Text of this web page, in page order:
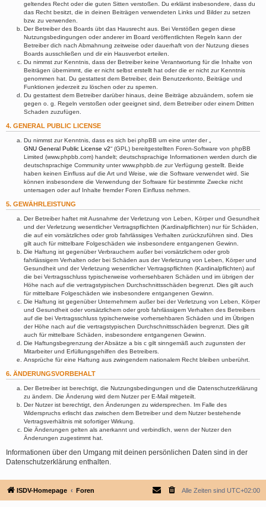
geltendes Recht oder die guten Sitten verstoßen. Du erklärst insbesondere, dass du
das Recht besitzt, die in deinen Beiträgen verwendeten Links und Bilder zu setzen
bzw. zu verwenden.
Der Betreiber des Boards übt das Hausrecht aus. Bei Verstößen gegen diese
Nutzungsbedingungen oder anderer im Board veröffentlichten Regeln kann der
Betreiber dich nach Abmahnung zeitweise oder dauerhaft von der Nutzung dieses
Boards ausschließen und dir ein Hausverbot erteilen.
Du nimmst zur Kenntnis, dass der Betreiber keine Verantwortung für die Inhalte von
Beiträgen übernimmt, die er nicht selbst erstellt hat oder die er nicht zur Kenntnis
genommen hat. Du gestattest dem Betreiber, dein Benutzerkonto, Beiträge und
Funktionen jederzeit zu löschen oder zu sperren.
Du gestattest dem Betreiber darüber hinaus, deine Beiträge abzuändern, sofern sie
gegen o. g. Regeln verstoßen oder geeignet sind, dem Betreiber oder einem Dritten
Schaden zuzufügen.
4. GENERAL PUBLIC LICENSE
Du nimmst zur Kenntnis, dass es sich bei phpBB um eine unter der „
GNU General Public License v2“ (GPL) bereitgestellten Foren-Software von phpBB
Limited (www.phpbb.com) handelt; deutschsprachige Informationen werden durch die
deutschsprachige Community unter www.phpbb.de zur Verfügung gestellt. Beide
haben keinen Einfluss auf die Art und Weise, wie die Software verwendet wird. Sie
können insbesondere die Verwendung der Software für bestimmte Zwecke nicht
untersagen oder auf Inhalte fremder Foren Einfluss nehmen.
5. GEWÄHRLEISTUNG
Der Betreiber haftet mit Ausnahme der Verletzung von Leben, Körper und Gesundheit
und der Verletzung wesentlicher Vertragspflichten (Kardinalpflichten) nur für Schäden,
die auf ein vorsätzliches oder grob fahrlässiges Verhalten zurückzuführen sind. Dies
gilt auch für mittelbare Folgeschäden wie insbesondere entgangenen Gewinn.
Die Haftung ist gegenüber Verbrauchern außer bei vorsätzlichem oder grob
fahrlässigem Verhalten oder bei Schäden aus der Verletzung von Leben, Körper und
Gesundheit und der Verletzung wesentlicher Vertragspflichten (Kardinalpflichten) auf
die bei Vertragsschluss typischerweise vorhersehbaren Schäden und im übrigen der
Höhe nach auf die vertragstypischen Durchschnittsschäden begrenzt. Dies gilt auch
für mittelbare Folgeschäden wie insbesondere entgangenen Gewinn.
Die Haftung ist gegenüber Unternehmern außer bei der Verletzung von Leben, Körper
und Gesundheit oder vorsätzlichem oder grob fahrlässigem Verhalten des Betreibers
auf die bei Vertragsschluss typischerweise vorhersehbaren Schäden und im Übrigen
der Höhe nach auf die vertragstypischen Durchschnittsschäden begrenzt. Dies gilt
auch für mittelbare Schäden, insbesondere entgangenen Gewinn.
Die Haftungsbegrenzung der Absätze a bis c gilt sinngemäß auch zugunsten der
Mitarbeiter und Erfüllungsgehilfen des Betreibers.
Ansprüche für eine Haftung aus zwingendem nationalem Recht bleiben unberührt.
6. ÄNDERUNGSVORBEHALT
Der Betreiber ist berechtigt, die Nutzungsbedingungen und die Datenschutzerklärung
zu ändern. Die Änderung wird dem Nutzer per E-Mail mitgeteilt.
Der Nutzer ist berechtigt, den Änderungen zu widersprechen. Im Falle des
Widerspruchs erlischt das zwischen dem Betreiber und dem Nutzer bestehende
Vertragsverhältnis mit sofortiger Wirkung.
Die Änderungen gelten als anerkannt und verbindlich, wenn der Nutzer den
Änderungen zugestimmt hat.
Informationen über den Umgang mit deinen persönlichen Daten sind in der
Datenschutzerklärung enthalten.
ISDV-Homepage Foren Alle Zeiten sind UTC+02:00